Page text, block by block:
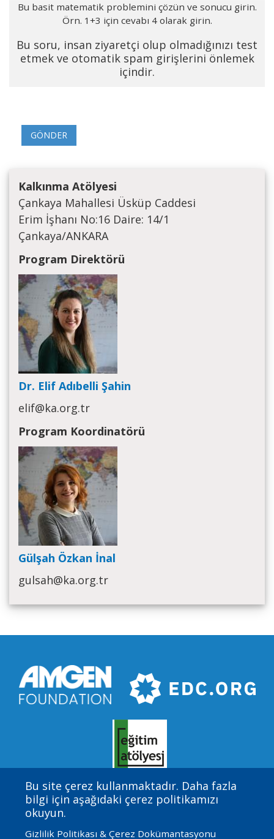
Bu basit matematik problemini çözün ve sonucu girin.
Örn. 1+3 için cevabı 4 olarak girin.
Bu soru, insan ziyaretçi olup olmadığınızı test
etmek ve otomatik spam girişlerini önlemek
içindir.
Bu site çerez kullanmaktadır. Daha fazla
bilgi için aşağıdaki çerez politikamızı
okuyun.
Gizlilik Politikası & Çerez Dokümantasyonu
Kalkınma Atölyesi
Çankaya Mahallesi Üsküp Caddesi
Erim İşhanı No:16 Daire: 14/1
Çankaya/ANKARA
Program Direktörü
Dr. Elif Adıbelli Şahin
elif@ka.org.tr
Program Koordinatörü
Gülşah Özkan İnal
gulsah@ka.org.tr
Amgen Biyoteknoloji Deneyimi, Eğitim Geliştirme